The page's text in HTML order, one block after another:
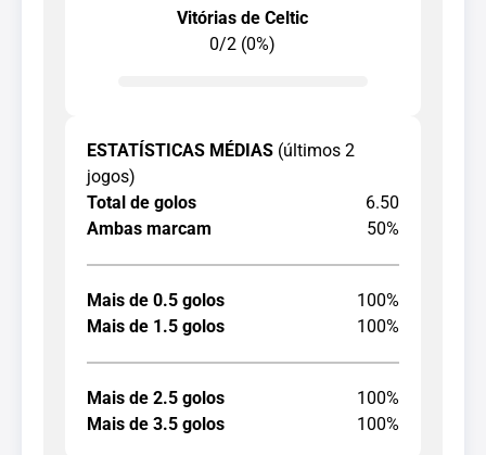
Vitórias de Celtic
0/2 (0%)
ESTATÍSTICAS MÉDIAS (últimos 2
jogos)
Total de golos
6.50
Ambas marcam
50%
Mais de 0.5 golos
100%
Mais de 1.5 golos
100%
Mais de 2.5 golos
100%
Mais de 3.5 golos
100%